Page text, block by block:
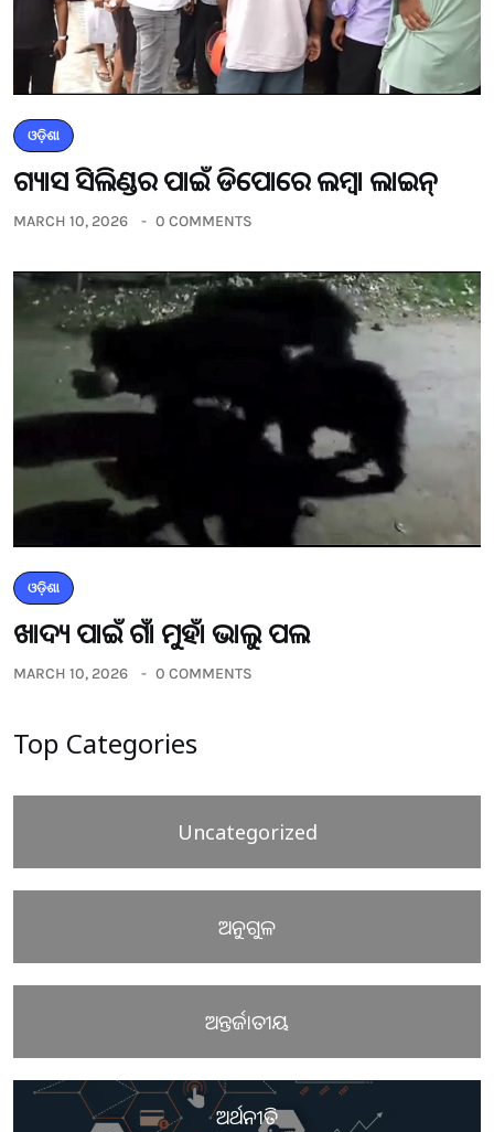
ଓଡ଼ିଶା
ଗ୍ୟାସ ସିଲିଣ୍ଡର ପାଇଁ ଡିପୋରେ ଲମ୍ବା ଲାଇନ୍
MARCH 10, 2026 0 COMMENTS
ଓଡ଼ିଶା
ଖାଦ୍ୟ ପାଇଁ ଗାଁ ମୁହାଁ ଭାଲୁ ପଲ
MARCH 10, 2026 0 COMMENTS
Top Categories
Uncategorized
ଅନୁଗୁଳ
ଅନ୍ତର୍ଜାତୀୟ
ଅର୍ଥନୀତି